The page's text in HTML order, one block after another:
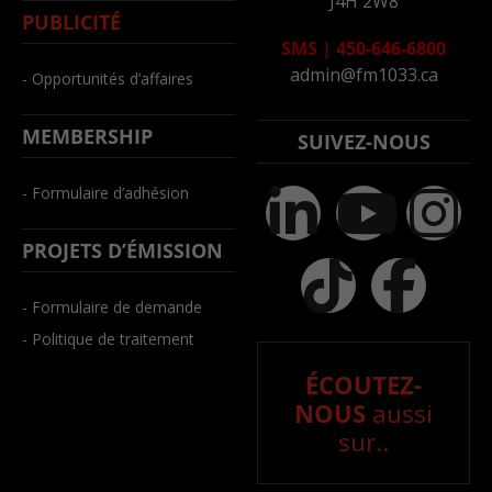
PUBLICITÉ
- Opportunités d’affaires
MEMBERSHIP
- Formulaire d’adhésion
PROJETS D’ÉMISSION
- Formulaire de demande
- Politique de traitement
SMS | 450-646-6800
admin@fm1033.ca
SUIVEZ-NOUS
ÉCOUTEZ-
NOUS aussi
sur..